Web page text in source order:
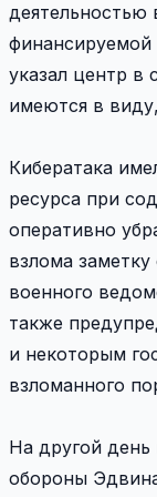
деятельностью
указал центр в
имеются в
Кибератака
ресурса при
оперативно
взлома
военного
также
и некоторым
взломанного
На другой день
обороны